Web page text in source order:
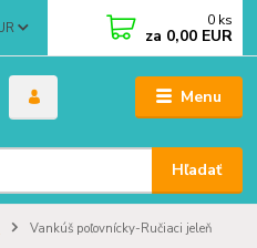
Menu
Hľadať
0 ks
za 0,00 EUR
Vankúš poľovnícky-Ručiaci jeleň